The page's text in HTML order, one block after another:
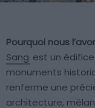
Pourquoi nous
Sang est un
monuments
renferme une
architecture,